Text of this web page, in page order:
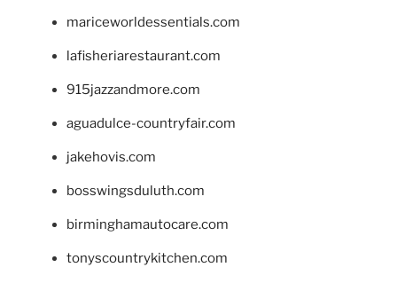
mariceworldessentials.com
lafisheriarestaurant.com
915jazzandmore.com
aguadulce-countryfair.com
jakehovis.com
bosswingsduluth.com
birminghamautocare.com
tonyscountrykitchen.com